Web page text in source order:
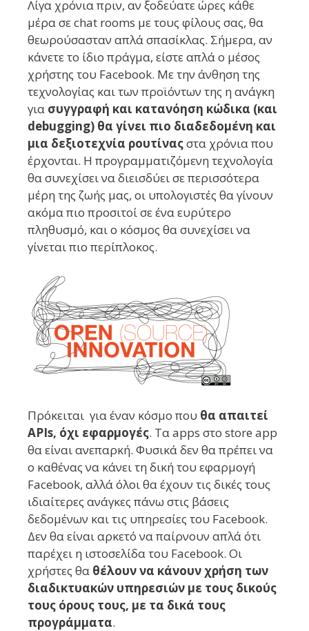
Λίγα χρόνια πριν, αν ξοδεύατε ώρες κάθε
μέρα σε chat rooms με τους φίλους σας, θα
θεωρούσασταν απλά σπασίκλας. Σήμερα, αν
κάνετε το ίδιο πράγμα, είστε απλά ο μέσος
χρήστης του Facebook. Με την άνθηση της
τεχνολογίας και των προϊόντων της η ανάγκη
για συγγραφή και κατανόηση κώδικα (και
debugging) θα γίνει πιο διαδεδομένη και
μια δεξιοτεχνία ρουτίναςστα χρόνια που
έρχονται. Η προγραμματιζόμενη τεχνολογία
θα συνεχίσει να διεισδύει σε περισσότερα
μέρη της ζωής μας, οι υπολογιστές θα γίνουν
ακόμα πιο προσιτοί σε ένα ευρύτερο
πληθυσμό, και ο κόσμος θα συνεχίσει να
γίνεται πιο περίπλοκος.
Πρόκειται για έναν κόσμο που θα απαιτεί
APIs, όχι εφαρμογές. Τα apps στο store app
θα είναι ανεπαρκή. Φυσικά δεν θα πρέπει να
ο καθένας να κάνει τη δική του εφαρμογή
Facebook, αλλά όλοι θα έχουν τις δικές τους
ιδιαίτερες ανάγκες πάνω στις βάσεις
δεδομένων και τις υπηρεσίες του Facebook.
Δεν θα είναι αρκετό να παίρνουν απλά ότι
παρέχει η ιστοσελίδα του Facebook. Οι
χρήστες θα θέλουν να κάνουν χρήση των
διαδικτυακών υπηρεσιών με τους δικούς
τους όρους τους, με τα δικά τους
προγράμματα.